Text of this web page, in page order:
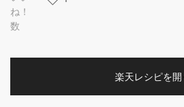
ね！
数
楽天レシピを開